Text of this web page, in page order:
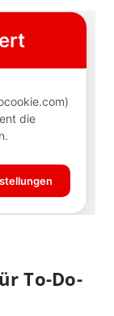
To-Do-